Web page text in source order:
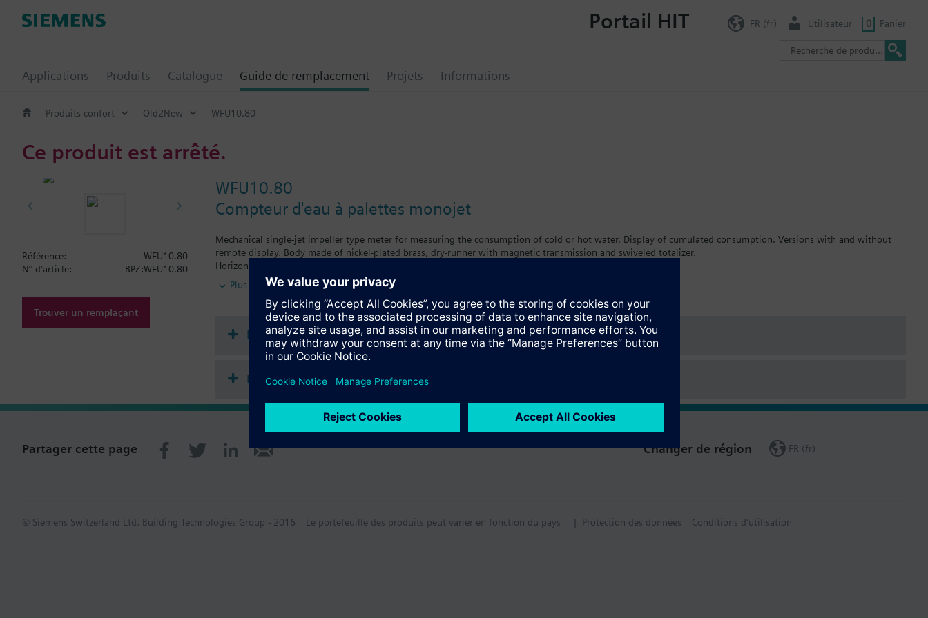
Applications Produits Catalogue Guide de remplacement Projets Informations
Portail HIT FR (fr) Utilisateur 0 Panier
Produits confort Old2New WFU10.80
Ce produit est arrêté.
WFU10.80
Compteur d'eau à palettes monojet
Mechanical single-jet impeller type meter for measuring the consumption of cold or hot water. Display of cumulated consumption. Versions with and without
remote display. Body made of nickel-plated brass, dry-runner with magnetic transmission and swiveled totalizer.
Horizontal mounting of body = class A
Vertical mounting of body = class B
Siemens Building Technologies supplies mechanical single-jet water meters with nominal flow rates up to 2.5 m³ / h. Meters type WFK... for cold water and
WFW... for hot water.
Plus
Référence:
WFU10.80
N° d'article:
BPZ:WFU10.80
Trouver un remplaçant
Documentation
Récapitulatif technique
Partager cette page Changer de région FR (fr)
© Siemens Switzerland Ltd. Building Technologies Group - 2016 Le portefeuille des produits peut varier en fonction du pays | Protection des données Conditions d'utilisation